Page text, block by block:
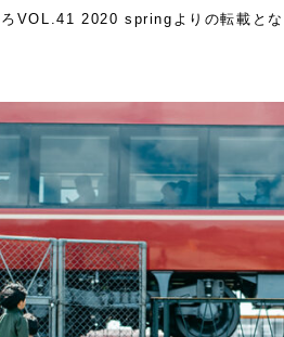
VOL.41 2020 springよりの転載と